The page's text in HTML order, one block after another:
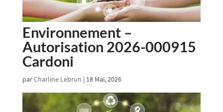
Environnement –
Autorisation 2026-000915
Cardoni
parCharline Lebrun | 18 Mai, 2026